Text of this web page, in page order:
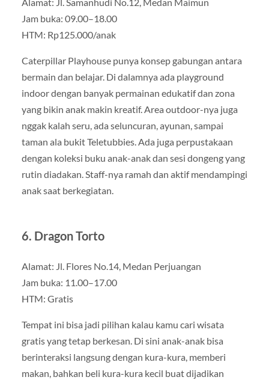
Jam buka: 09.00–18.00
HTM: Rp125.000/anak
Caterpillar Playhouse punya konsep gabungan antara
bermain dan belajar. Di dalamnya ada playground
indoor dengan banyak permainan edukatif dan zona
yang bikin anak makin kreatif. Area outdoor-nya juga
nggak kalah seru, ada seluncuran, ayunan, sampai
taman ala bukit Teletubbies. Ada juga perpustakaan
dengan koleksi buku anak-anak dan sesi dongeng yang
rutin diadakan. Staff-nya ramah dan aktif mendampingi
anak saat berkegiatan.
6. Dragon Torto
Alamat: Jl. Flores No.14, Medan Perjuangan
Jam buka: 11.00–17.00
HTM: Gratis
Tempat ini bisa jadi pilihan kalau kamu cari wisata
gratis yang tetap berkesan. Di sini anak-anak bisa
berinteraksi langsung dengan kura-kura, memberi
makan, bahkan beli kura-kura kecil buat dijadikan